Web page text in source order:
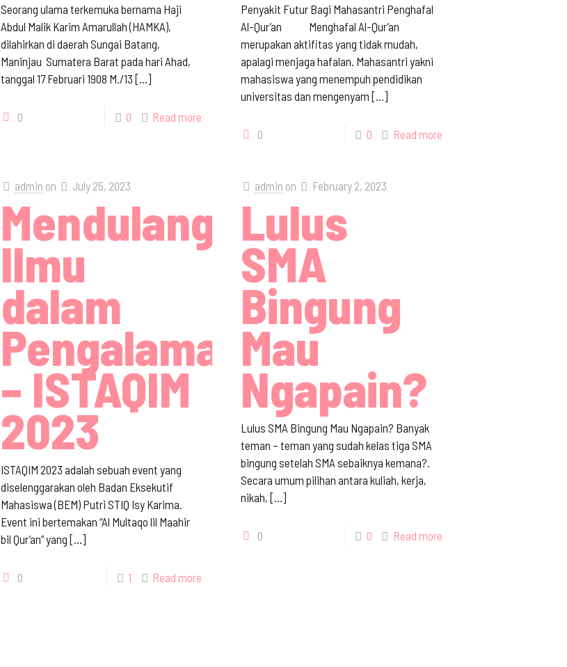
Seorang ulama terkemuka bernama Haji
Abdul Malik Karim Amarullah (HAMKA),
dilahirkan di daerah Sungai Batang,
Maninjau Sumatera Barat pada hari Ahad,
tanggal 17 Februari 1908 M./13 […]
0 0 Read more
Penyakit Futur Bagi Mahasantri Penghafal
Al-Qur’an Menghafal Al-Qur’an
merupakan aktifitas yang tidak mudah,
apalagi menjaga hafalan. Mahasantri yakni
mahasiswa yang menempuh pendidikan
universitas dan mengenyam […]
0 0 Read more
admin on July 25, 2023
Mendulang
Ilmu
dalam
Pengalaman
– ISTAQIM
2023
ISTAQIM 2023 adalah sebuah event yang
diselenggarakan oleh Badan Eksekutif
Mahasiswa (BEM) Putri STIQ Isy Karima.
Event ini bertemakan “Al Multaqo lil Maahir
bil Qur’an” yang […]
0 1 Read more
admin on February 2, 2023
Lulus
SMA
Bingung
Mau
Ngapain?
Lulus SMA Bingung Mau Ngapain? Banyak
teman – teman yang sudah kelas tiga SMA
bingung setelah SMA sebaiknya kemana?.
Secara umum pilihan antara kuliah, kerja,
nikah, […]
0 0 Read more